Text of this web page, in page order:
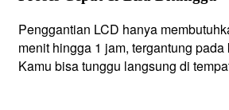
Penggantian LCD hanya
menit hingga 1 jam, tergantung
Kamu bisa tunggu langsung di